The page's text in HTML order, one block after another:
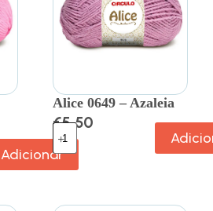
Adicionar
Alice 0649 – Azaleia
€5.50